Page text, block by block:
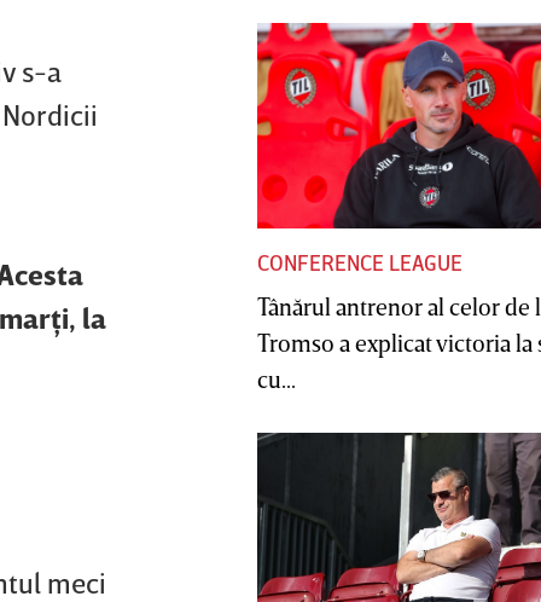
s-a
la
meci
CONFERENCE LEAGUE
Tânărul antrenor al celor de
Tromso a explicat victoria la
cu...